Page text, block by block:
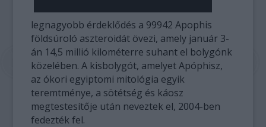
legnagyobb érdeklődés a 99942 Apophis
földsúroló aszteroidát övezi, amely január 3-
án 14,5 millió kilométerre suhant el bolygónk
közelében. A kisbolygót, amelyet Apóphisz,
az ókori egyiptomi mitológia egyik
teremtménye, a sötétség és káosz
megtestesítője után neveztek el, 2004-ben
fedezték fel.